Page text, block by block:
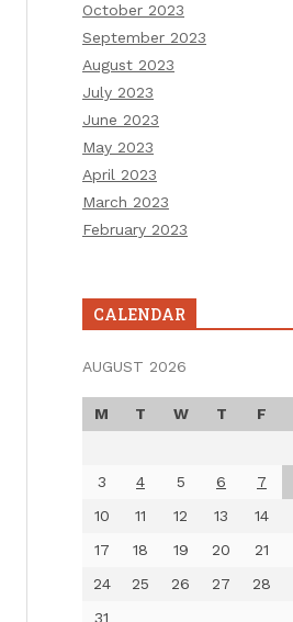
October 2023
September 2023
August 2023
July 2023
June 2023
May 2023
April 2023
March 2023
February 2023
CALENDAR
AUGUST 2026
M T W T F
3
4 5 6 7
10
11 12 13 14
17
18 19 20 21
24
25 26 27 28
31